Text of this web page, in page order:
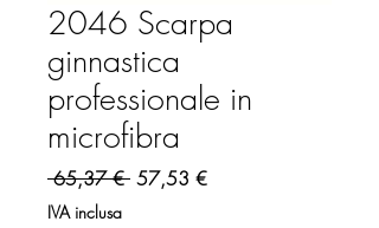
2046 Scarpa
ginnastica
professionale in
microfibra
65,37 € Prezzo regolare
57,53 €Prezzo scontato
IVA inclusa